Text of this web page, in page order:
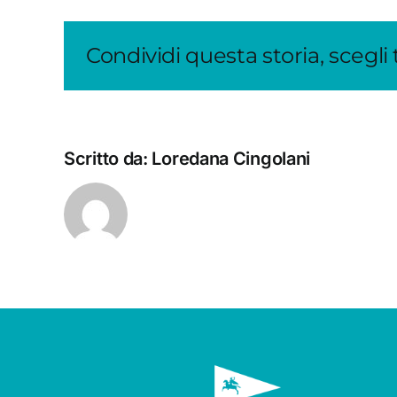
Condividi questa storia, scegli
Scritto da: Loredana Cingolani